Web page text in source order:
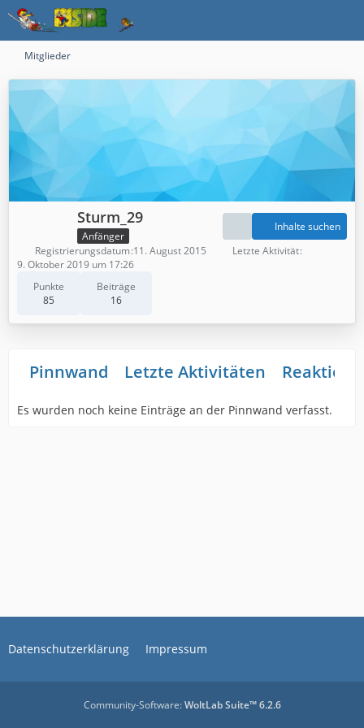
Mitglieder
Sturm_29
Anfänger
Punkte
85
Beiträge
16
Inhalte suchen
Registrierungsdatum 11. August 2015
Letzte Aktivität
9. Oktober 2019 um 17:26
Pinnwand Letzte Aktivitäten
Es wurden noch keine Einträge an der Pinnwand verfasst.
Datenschutzerklärung Impressum
Community-Software:WoltLab Suite™ 6.2.6